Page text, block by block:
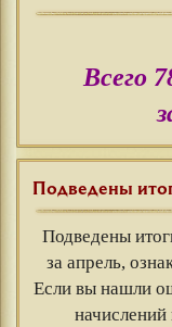
Всего
Подведены
Подведены
за апрель,
Если вы нашли
начислений